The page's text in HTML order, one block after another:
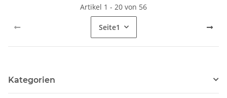
Artikel 1 - 20 von 56
Seite1
Kategorien